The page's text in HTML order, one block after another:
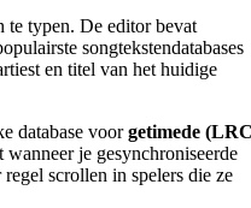
te typen. De editor bevat
songtekstendatabases
en titel van het huidige
database voorgetimede
wanneer je gesynchroniseerde
scrollen in spelers die ze